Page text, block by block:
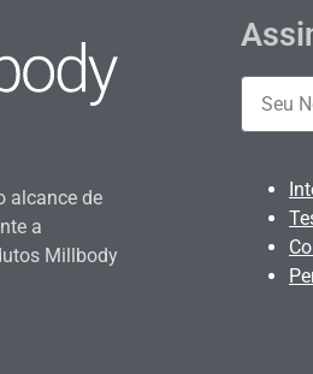
alcance de
a
Millbody